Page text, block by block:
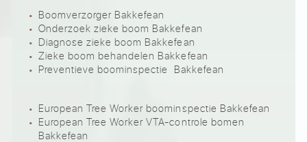
Boomverzorger Bakkefean
Onderzoek zieke boom Bakkefean
Diagnose zieke boom Bakkefean
Zieke boom behandelen Bakkefean
Preventieve boominspectie Bakkefean
European Tree Worker boominspectie Bakkefean
European Tree Worker VTA-controle bomen
Bakkefean